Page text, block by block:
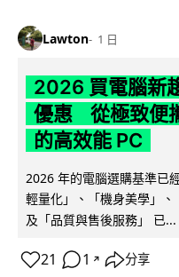
Lawton 1 日
2026 買電腦新
優惠 從極致便
的高效能 PC
2026 年的電腦選購基準已
輕量化」、「機身美學」
及「品質與售後服務」 已...
21 1 ↗ 分享